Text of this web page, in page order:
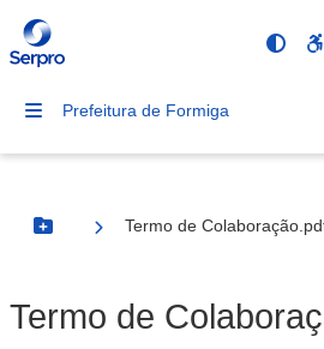
Prefeitura de Formiga
Botão Menu
Termo de
Termo de